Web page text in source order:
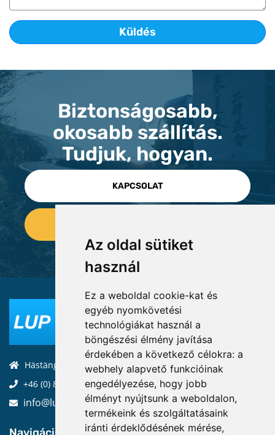
Az oldal sütiket
használ
Ez a weboldal cookie-kat és
egyéb nyomkövetési
technológiákat használ a
böngészési élmény javítása
érdekében a következő célokra: a
webhely alapvető funkcióinak
engedélyezése, hogy jobb
élményt nyújtsunk a weboldalon,
termékeink és szolgáltatásaink
iránti érdeklődésének mérése,
Biztonságosabb,
okosabb szállítás.
Tudjuk, hogyan.
KAPCSOLAT
Hästängsuddsvägen 19, 184 94, Åkersberga
+46 (0) 8-970 970
info@luptechnologies.com